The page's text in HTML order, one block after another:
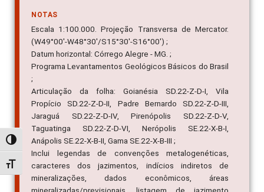
Alternar alto contraste
Alternar tamanho da fonte
NOTAS
Escala 1:100.000. Projeção Transversa de Mercator.
(W49°00'-W48°30'/S15°30'-S16°00') ;
Datum horizontal: Córrego Alegre - MG. ;
Programa Levantamentos Geológicos Básicos do Brasil
;
Articulação da folha: Goianésia SD.22-Z-D-I, Vila
Propício SD.22-Z-D-II, Padre Bernardo SD.22-Z-D-III,
Jaraguá SD.22-Z-D-IV, Pirenópolis SD.22-Z-D-V,
Taguatinga SD.22-Z-D-VI, Nerópolis SE.22-X-B-I,
Anápolis SE.22-X-B-II, Gama SE.22-X-B-III ;
Inclui legendas de convenções metalogenéticas,
caracteres dos jazimentos, indícios indiretos de
mineralizações, dados econômicos, áreas